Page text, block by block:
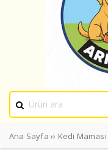
Ana Sayfa ›› Kedi Maması